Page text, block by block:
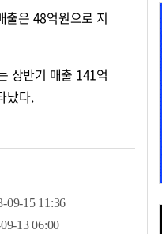
출은 48억원으로 지
상반기 매출 141억
났다.
09-15 11:36
13 06:00